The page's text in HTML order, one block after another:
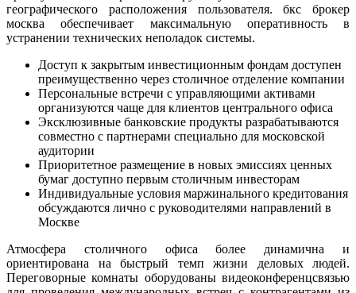
географического расположения пользователя. бкс брокер
москва обеспечивает максимальную оперативность в
устранении технических неполадок системы.
Доступ к закрытым инвестиционным фондам доступен
преимущественно через столичное отделение компании
Персональные встречи с управляющими активами
организуются чаще для клиентов центрального офиса
Эксклюзивные банковские продукты разрабатываются
совместно с партнерами специально для московской
аудитории
Приоритетное размещение в новых эмиссиях ценных
бумаг доступно первым столичным инвесторам
Индивидуальные условия маржинального кредитования
обсуждаются лично с руководителями направлений в
Москве
Атмосфера столичного офиса более динамична и
ориентирована на быстрый темп жизни деловых людей.
Переговорные комнаты оборудованы видеоконференцсвязью